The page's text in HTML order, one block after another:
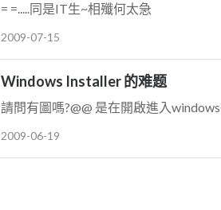
= =.....同是IT生~相殲何太急
2009-07-15
Windows Installer 的难题
2009-06-19